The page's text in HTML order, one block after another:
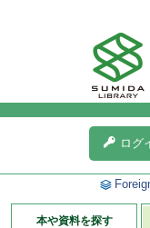
ログ
本や資料を探す